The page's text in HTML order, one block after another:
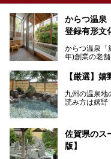
からつ温泉
登録有形文
からつ温泉「
年)創業の老
しかし良質
まり知られ
ージとは反し
文化財のラグ
【厳選】
九州の温泉地
読み方は嬉野
り、「美肌祈
満載。
温泉も日帰り
佐賀県のス
版】